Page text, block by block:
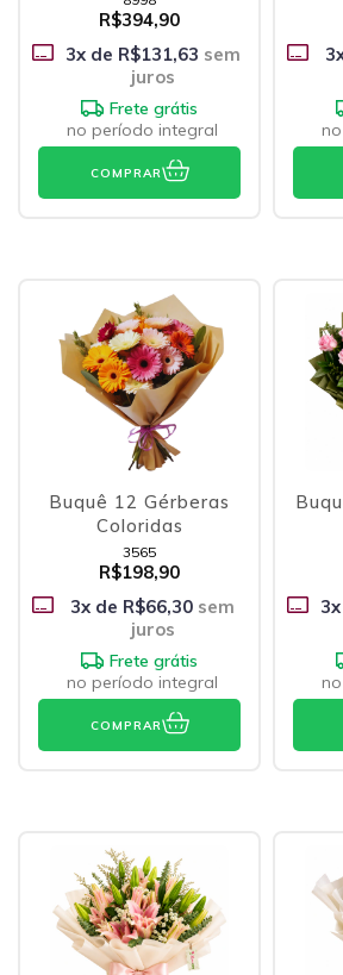
R$394,90
3x de R$131,63 sem
juros
Frete grátis
no período integral
COMPRAR
3
Buquê 12 Gérberas
Coloridas
3565
R$198,90
3x de R$66,30 sem
juros
Frete grátis
no período integral
COMPRAR
3